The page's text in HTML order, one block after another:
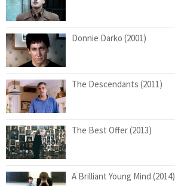
Donnie Darko (2001)
The Descendants (2011)
The Best Offer (2013)
A Brilliant Young Mind (2014)